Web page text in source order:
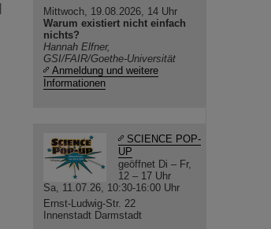
Mittwoch, 19.08.2026, 14 Uhr
Warum existiert nicht einfach
nichts?
Hannah Elfner,
GSI/FAIR/Goethe-Universität
Anmeldung und weitere
Informationen
SCIENCE POP-
UP
geöffnet Di – Fr,
12 – 17 Uhr
Sa, 11.07.26, 10:30-16:00 Uhr
Ernst-Ludwig-Str. 22
Innenstadt Darmstadt